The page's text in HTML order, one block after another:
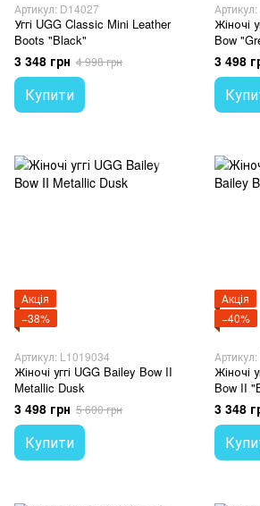
Артикул: D14027
Уггі UGG Classic Mini Leather
Boots "Black"
3 348 грн 4 998 грн
Купити
Жіночі
Bow
3 498
Акція
−38%
Артикул: L1019034
Жіночі уггі UGG Bailey Bow II
Metallic Dusk
3 498 грн 5 600 грн
Купити
Акція
−40%
Жіночі
Bow II
3 348